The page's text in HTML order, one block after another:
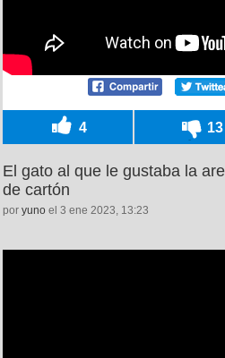
4 13
El gato al que le gustaba la
de cartón
por yuno el 3 ene 2023, 13:23